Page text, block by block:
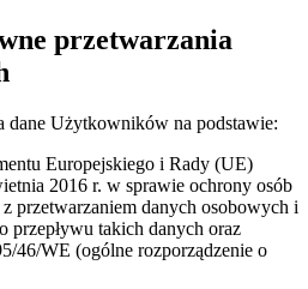
przetwarzania
dane Użytkowników na podstawie:
Europejskiego i Rady (UE)
2016 r. w sprawie ochrony osób
przetwarzaniem danych osobowych i
przepływu takich danych oraz
46/WE (ogólne rozporządzenie o